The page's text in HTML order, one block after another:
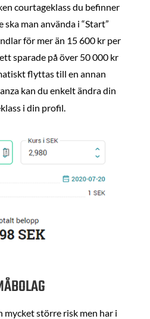
courtageklass du befinner
ska man använda i “Start”
för mer än 15 600 kr per
sparade på över 50 000 kr
flyttas till en annan
kan du enkelt ändra din
i din profil.
mycket större risk men har i